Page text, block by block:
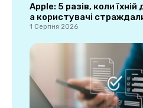
Apple: 5 разів, коли
а користувачі
1 Серпня 2026